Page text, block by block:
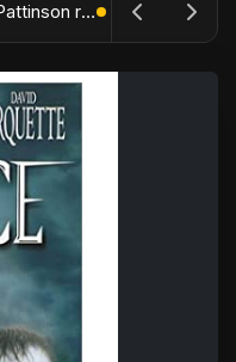
The Batman : Part II – Robert Pattinson replonge dans les ténèbres de Gotham dès octobre 2027